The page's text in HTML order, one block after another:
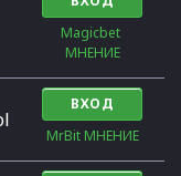
Magicbet
МНЕНИЕ
ВХОД
MrBit МНЕНИЕ